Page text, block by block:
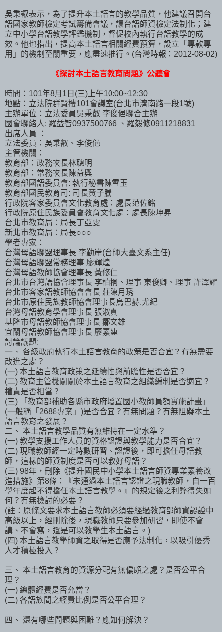
吳秉叡表示，為了提升本土語言的教學品質，他建議召開台
語國家教師檢定考試籌備會議，讓台語師資檢定法制化；建
立中小學台語教學評鑑機制，督促校內執行台語教學的成
效。他也指出，提高本土語言相關經費預算，設立「專款專
用」的機制至關重要，應盡速推行。(台灣時報：2012-08-02)
《探討本土語言教育問題》公聽會
時間：101年8月1日(三)上午10:00~12:30
地點：立法院群賢樓101會議室(台北市濟南路一段1號)
主辦單位：立法委員吳秉叡 李俊俋聯合主辦
國會聯絡人: 羅益智0937500766 、羅毅修0911218831
出席人員 ：
立法委員：吳秉叡、李俊俋
主管機關：
教育部：政務次長林聰明
教育部：常務次長陳益興
教育部國語委員會: 執行秘書陳雪玉
教育部國民教育司: 司長黃子騰
行政院客家委員會文化教育處：處長范佐銘
行政院原住民族委員會教育文化處：處長陳坤昇
台北市教育局：局長丁亞雯
新北市教育局：局長○○○
學者專家：
台灣母語聯盟理事長 李勤岸(台師大臺文系主任)
台灣母語聯盟常務理事 廖輝煌
台灣母語教師協會理事長 黃修仁
台北市台灣語協會理事長 李柏桐、理事 東俊卿、理事 許澤耀
台北市客家語教師協會會長 莊陳月琇
台北市原住民族教師協會理事長烏巴赫.尤紀
台灣母語教育學會理事長 張淑真
基隆市母語教師協會理事長 鄒文雄
宜蘭母語教師協會理事長 廖素連
討論議題:
一、 各級政府執行本土語言教育的政策是否合宜？有無需要
改進之處？
(一) 本土語言教育政策之延續性與前瞻性是否合宜？
(二) 教育主管機關關於本土語言教育之組織編制是否適宜？
權責是否相當？
(三) 「教育部補助各縣市政府增置國小教師員額實施計畫」
(一般稱「2688專案」)是否合宜？有無問題？有無阻礙本土
語言教育之發展？
二、 本土語言教學品質有無維持在一定水準？
(一) 教學支援工作人員的資格認證與教學能力是否合宜？
(二) 現職教師經一定時數研習、認證後，即可擔任母語教
師，這樣的師資制度是否可以教好母語？
(三) 98年，刪除《提升國民中小學本土語言師資專業素養改
進措施》第8條：『未通過本土語言認證之現職教師，自一百
學年度起不得擔任本土語言教學。』的規定後之利弊得失如
何？有無檢討的必要？
(註：原條文要求本土語言教師必須要經過教育部師資認證中
高級以上，經刪除後，現職教師只要參加研習，即使不會
講、不會寫，還是可以教學生本土語言。)
(四) 本土語言教學師資之取得是否應予法制化，以吸引優秀
人才積極投入？
三、 本土語言教育的資源分配有無偏頗之處？是否公平合
理？
(一) 總體經費是否允當？
(二) 各語族間之經費比例是否公平合理？
四、 還有哪些問題與困難？應如何解決？